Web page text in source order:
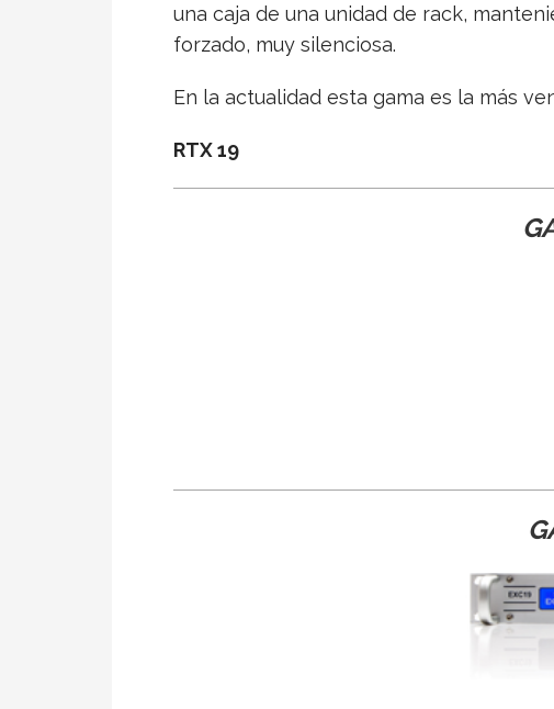
una caja de una unidad de rack,
forzado, muy silenciosa.
En la actualidad esta gama es la más
RTX 19